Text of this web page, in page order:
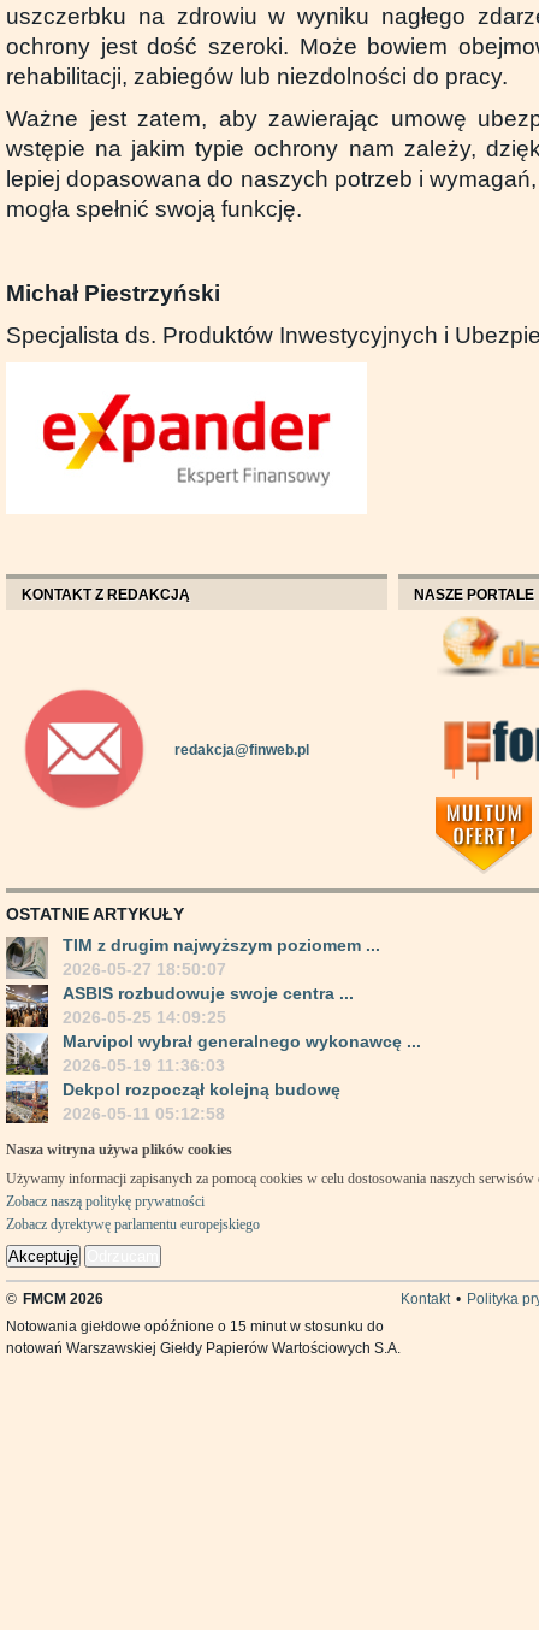
uszczerbku na zdrowiu w wyniku nagłego
ochrony jest dość szeroki. Może bowiem
rehabilitacji, zabiegów lub niezdolności do pracy.
Ważne jest zatem, aby zawierając umowę
wstępie na jakim typie ochrony nam zależy,
lepiej dopasowana do naszych potrzeb i
mogła spełnić swoją funkcję.
Michał Piestrzyński
Specjalista ds. Produktów Inwestycyjnych i
KONTAKT Z REDAKCJĄ
redakcja@finweb.pl
NASZE PORTALE
OSTATNIE ARTYKUŁY
TIM z drugim najwyższym poziomem ...
2026-05-27 18:50:07
ASBIS rozbudowuje swoje centra ...
2026-05-25 14:09:25
Marvipol wybrał generalnego wykonawcę ...
2026-05-19 11:36:03
Dekpol rozpoczął kolejną budowę
2026-05-11 05:12:58
Nasza witryna używa plików cookies
Używamy informacji zapisanych za pomocą cookies w celu dostosowania naszych
Zobacz naszą politykę prywatności
Zobacz dyrektywę parlamentu europejskiego
Akceptuję
© FMCM 2026 Kontakt • Polityka
Notowania giełdowe opóźnione o 15 minut w stosunku do
notowań Warszawskiej Giełdy Papierów Wartościowych S.A.